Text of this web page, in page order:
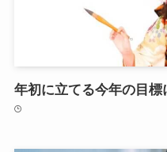
年初に立てる今年の目